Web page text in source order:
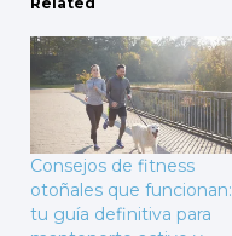
Consejos de fitness
otoñales que funcionan:
tu guía definitiva para